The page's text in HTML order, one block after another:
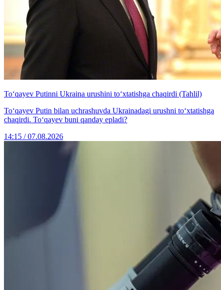
To‘qayev Putinni Ukraina urushini to‘xtatishga chaqirdi (Tahlil)
To‘qayev Putin bilan uchrashuvda Ukrainadagi urushni to‘xtatishga
chaqirdi. To‘qayev buni qanday epladi?
14:15 / 07.08.2026